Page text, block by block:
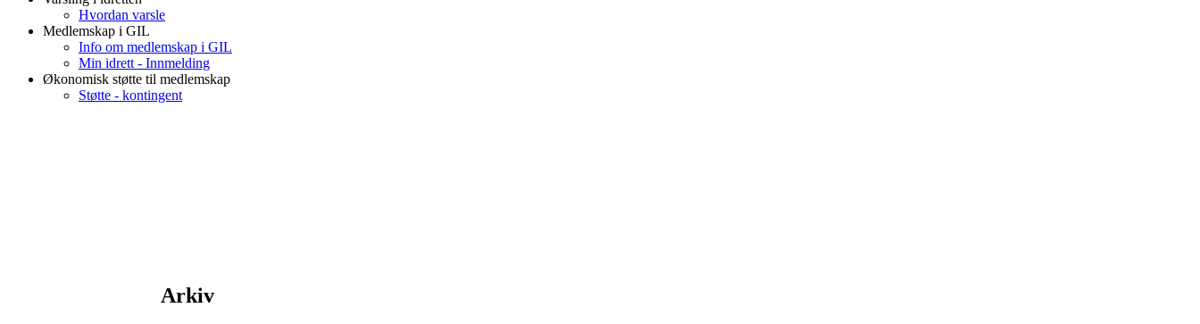
Hvordan varsle
Medlemskap i GIL
Info om medlemskap i GIL
Min idrett - Innmelding
Økonomisk støtte til medlemskap
Støtte - kontingent
Arkiv